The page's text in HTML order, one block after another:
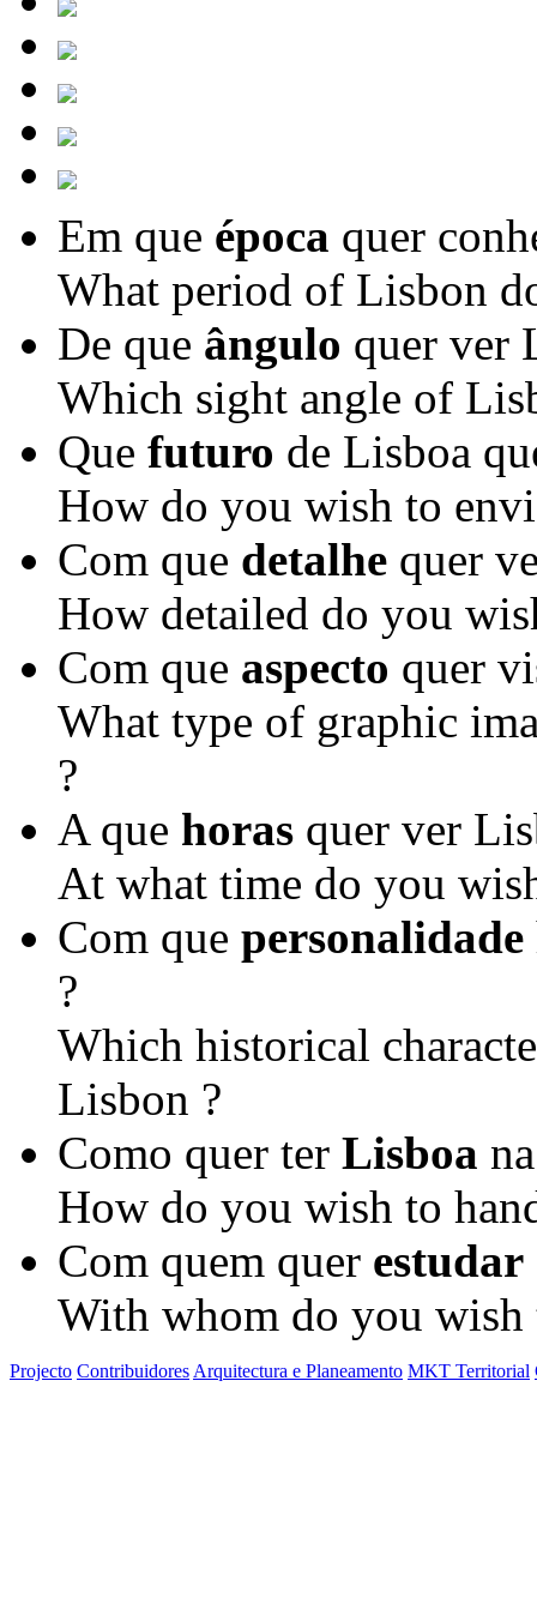
Em que época quer
What period of Lisbon
De que ângulo quer ver
Which sight angle of
Que futuro de Lisboa
How do you wish to
Com que detalhe quer
How detailed do you
Com que aspecto quer
What type of graphic
?
A que horas quer ver
At what time do you
Com que personalidade
?
Which historical
Lisbon ?
Como quer ter Lisboa
How do you wish to
Com quem quer estudar
With whom do you
Projecto Contribuidores Arquitectura e Planeamento MKT Territorial